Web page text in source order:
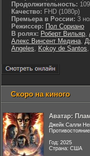
Продолжительность:
Качество: FHD (1080p)
Премьера в России: 3
Режиссер: Пол Сориано
В ролях: Роберт Вильяр,
Алекс Винсент Медина,
Angeles, Kokoy de Santos,
Скоро на киного
Аватар:
Джейк Салли
Год: 2025
Страна: США